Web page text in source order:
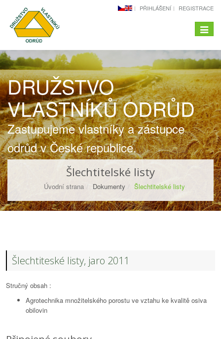
PŘIHLÁŠENÍ REGISTRACE
Menu
-
DRUŽSTVO
VLASTNÍKŮ ODRŮD
Zastupujeme vlastníky a zástupce
odrůd v České republice.
Šlechtitelské listy
Úvodní strana Dokumenty Šlechtitelské listy
Šlechtiteské listy, jaro 2011
Stručný obsah :
Agrotechnika množitelského porostu ve vztahu ke kvalitě osiva
obilovin